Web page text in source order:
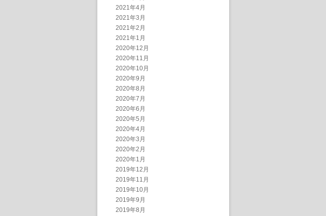
2021年4月
2021年3月
2021年2月
2021年1月
2020年12月
2020年11月
2020年10月
2020年9月
2020年8月
2020年7月
2020年6月
2020年5月
2020年4月
2020年3月
2020年2月
2020年1月
2019年12月
2019年11月
2019年10月
2019年9月
2019年8月